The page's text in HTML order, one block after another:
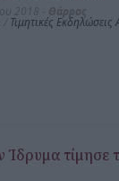
Τιμητικές
Ίδρυμα